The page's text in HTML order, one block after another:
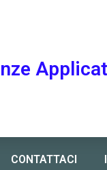
CONTATTACI